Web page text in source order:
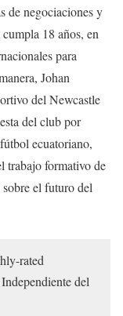
de negociaciones y
18 años, en
para
Johan
del Newcastle
del club por
ecuatoriano,
trabajo formativo de
el futuro del
rated
del